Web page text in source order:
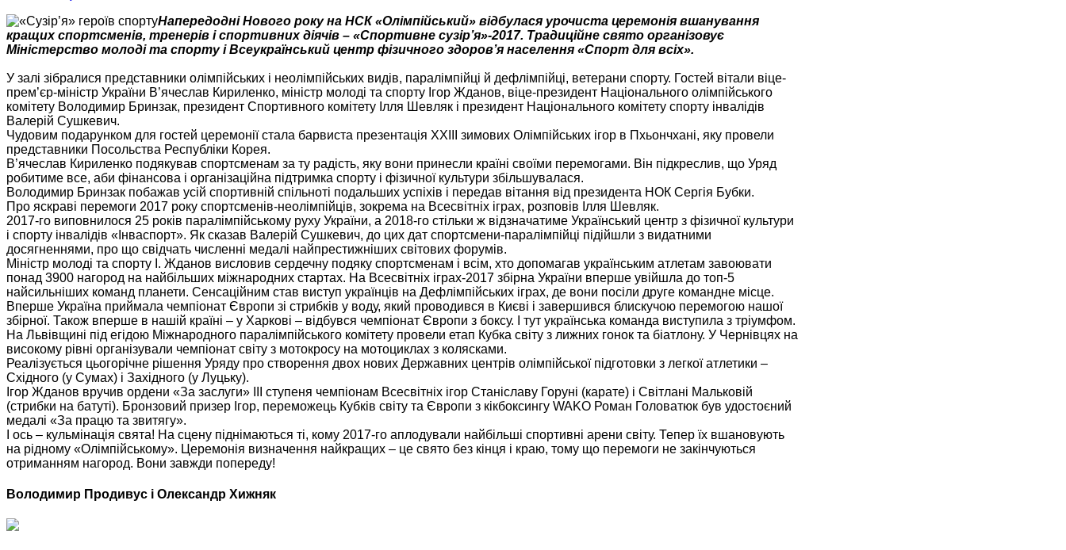
Напередодні Нового року на НСК «Олімпійський» відбулася урочиста церемонія вшанування
кращих спортсменів, тренерів і спортивних діячів – «Спортивне сузір’я»-2017. Традиційне свято організовує
Міністерство молоді та спорту і Всеукраїнський центр фізичного здоров’я населення «Спорт для всіх».
У залі зібралися представники олімпійських і неолімпійських видів, паралімпійці й дефлімпійці, ветерани спорту. Гостей вітали віце-
прем’єр-міністр України В’ячеслав Кириленко, міністр молоді та спорту Ігор Жданов, віце-президент Національного олімпійського
комітету Володимир Бринзак, президент Спортивного комітету Ілля Шевляк і президент Національного комітету спорту інвалідів
Валерій Сушкевич.
Чудовим подарунком для гостей церемонії стала барвиста презентація ХХІІІ зимових Олімпійських ігор в Пхьончхані, яку провели
представники Посольства Республіки Корея.
В’ячеслав Кириленко подякував спортсменам за ту радість, яку вони принесли країні своїми перемогами. Він підкреслив, що Уряд
робитиме все, аби фінансова і організаційна підтримка спорту і фізичної культури збільшувалася.
Володимир Бринзак побажав усій спортивній спільноті подальших успіхів і передав вітання від президента НОК Сергія Бубки.
Про яскраві перемоги 2017 року спортсменів-неолімпійців, зокрема на Всесвітніх іграх, розповів Ілля Шевляк.
2017-го виповнилося 25 років паралімпійському руху України, а 2018-го стільки ж відзначатиме Український центр з фізичної культури
і спорту інвалідів «Інваспорт». Як сказав Валерій Сушкевич, до цих дат спортсмени-паралімпійці підійшли з видатними
досягненнями, про що свідчать численні медалі найпрестижніших світових форумів.
Міністр молоді та спорту І. Жданов висловив сердечну подяку спортсменам і всім, хто допомагав українським атлетам завоювати
понад 3900 нагород на найбільших міжнародних стартах. На Всесвітніх іграх-2017 збірна України вперше увійшла до топ-5
найсильніших команд планети. Сенсаційним став виступ українців на Дефлімпійських іграх, де вони посіли друге командне місце.
Вперше Україна приймала чемпіонат Європи зі стрибків у воду, який проводився в Києві і завершився блискучою перемогою нашої
збірної. Також вперше в нашій країні – у Харкові – відбувся чемпіонат Європи з боксу. І тут українська команда виступила з тріумфом.
На Львівщині під егідою Міжнародного паралімпійського комітету провели етап Кубка світу з лижних гонок та біатлону. У Чернівцях на
високому рівні організували чемпіонат світу з мотокросу на мотоциклах з колясками.
Реалізується цьогорічне рішення Уряду про створення двох нових Державних центрів олімпійської підготовки з легкої атлетики –
Східного (у Сумах) і Західного (у Луцьку).
Ігор Жданов вручив ордени «За заслуги» III ступеня чемпіонам Всесвітніх ігор Станіславу Горуні (карате) і Світлані Мальковій
(стрибки на батуті). Бронзовий призер Ігор, переможець Кубків світу та Європи з кікбоксингу WAKO Роман Головатюк був удостоєний
медалі «За працю та звитягу».
І ось – кульмінація свята! На сцену піднімаються ті, кому 2017-го аплодували найбільші спортивні арени світу. Тепер їх вшановують
на рідному «Олімпійському». Церемонія визначення найкращих – це свято без кінця і краю, тому що перемоги не закінчуються
отриманням нагород. Вони завжди попереду!
Володимир Продивус і Олександр Хижняк